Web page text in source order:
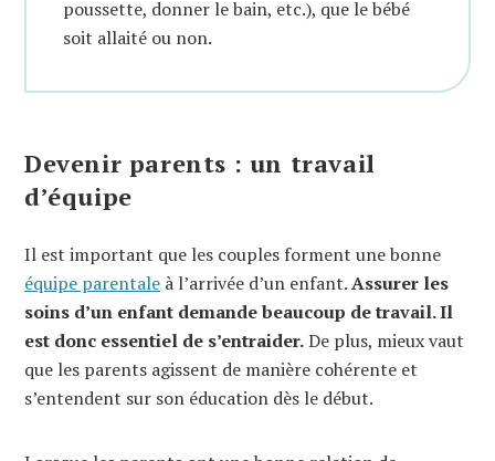
poussette, donner le bain, etc.), que le bébé
soit allaité ou non.
Devenir parents : un travail
d’équipe
Il est important que les couples forment une bonne
équipe parentale à l’arrivée d’un enfant.Assurer les
soins d’un enfant demande beaucoup de travail. Il
est donc essentiel de s’entraider.De plus, mieux vaut
que les parents agissent de manière cohérente et
s’entendent sur son éducation dès le début.